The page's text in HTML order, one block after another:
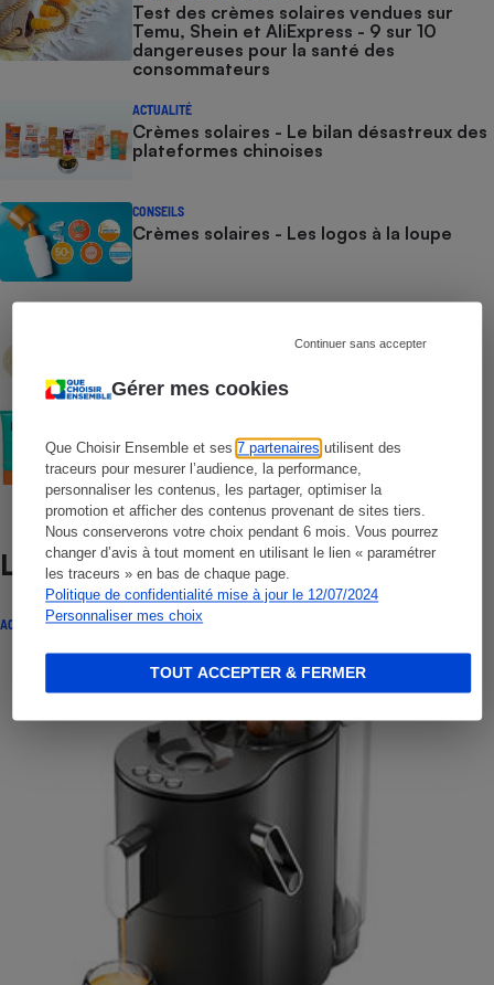
Gérer mes cookies
Que Choisir Ensemble et ses7 partenaires utilisent des
traceurs pour mesurer l’audience, la performance,
personnaliser les contenus, les partager, optimiser la
promotion et afficher des contenus provenant de sites tiers.
Nous conserverons votre choix pendant 6 mois. Vous pourrez
changer d’avis à tout moment en utilisant le lien « paramétrer
les traceurs » en bas de chaque page.
Politique de confidentialité mise à jour le 12/07/2024
Personnaliser mes choix
Continuer sans accepter
TOUT ACCEPTER & FERMER
Test des crèmes solaires vendues sur
Temu, Shein et AliExpress - 9 sur 10
dangereuses pour la santé des
consommateurs
ACTUALITÉ
Crèmes solaires - Le bilan désastreux des
plateformes chinoises
CONSEILS
Crèmes solaires - Les logos à la loupe
Crèmes solaires - Le protocole
Crèmes solaires visage - Le protocole
Lire aussi
ACTUALITÉ